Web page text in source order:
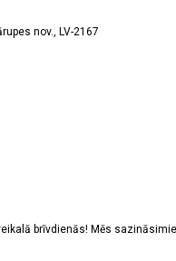
nov., LV-2167
brīvdienās! Mēs